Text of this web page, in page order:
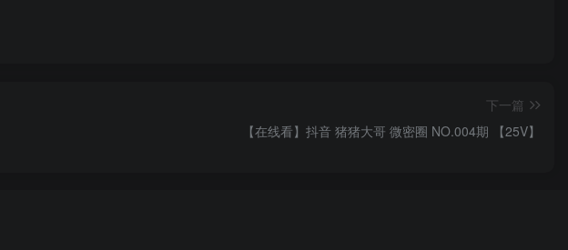
下一篇
【在线看】抖音 猪猪大哥 微密圈 NO.004期 【25V】